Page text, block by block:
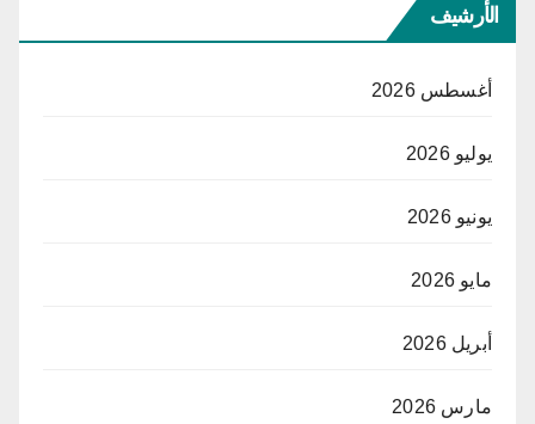
الأرشيف
أغسطس 2026
يوليو 2026
يونيو 2026
مايو 2026
أبريل 2026
مارس 2026